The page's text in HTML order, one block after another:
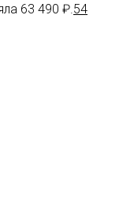
63 490 ₽. 54